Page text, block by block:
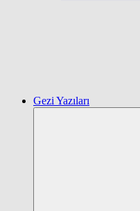
Gezi Yazıları